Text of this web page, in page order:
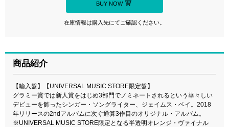
BUY NOW
在庫情報は購入先にてご確認ください。
商品紹介
【輸入盤】【UNIVERSAL MUSIC STORE限定盤】
グラミー賞では新人賞をはじめ3部門でノミネートされるという華々しい
デビューを飾ったシンガー・ソングライター、ジェイムス・ベイ。2018
年リリースの2ndアルバムに次ぐ通算3作目のオリジナル・アルバム。
※UNIVERSAL MUSIC STORE限定となる半透明オレンジ・ヴァイナル